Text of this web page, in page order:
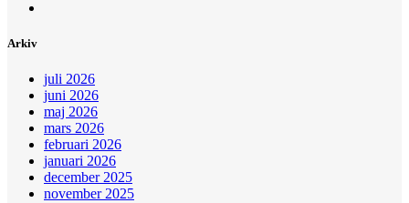
Arkiv
juli 2026
juni 2026
maj 2026
mars 2026
februari 2026
januari 2026
december 2025
november 2025